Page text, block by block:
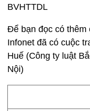
BVHTTDL
Để bạn đọc có thêm
Infonet đã có cuộc
Huế (Công ty luật
Nội)